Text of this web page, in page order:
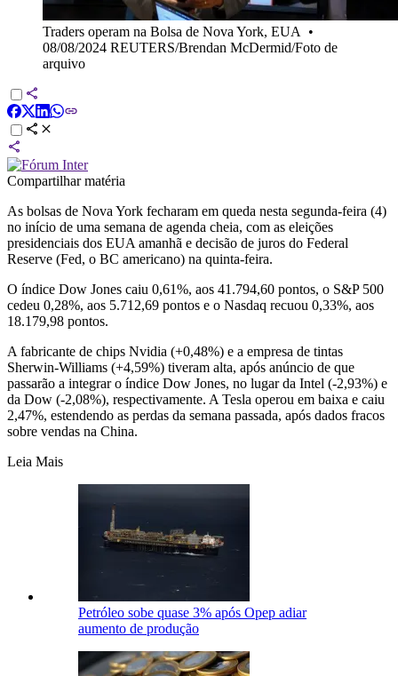
Traders operam na Bolsa de Nova York, EUA
•
08/08/2024 REUTERS/Brendan McDermid/Foto de
arquivo
Compartilhar matéria
As bolsas de Nova York fecharam em queda nesta segunda-feira (4)
no início de uma semana de agenda cheia, com as eleições
presidenciais dos EUA amanhã e decisão de juros do Federal
Reserve (Fed, o BC americano) na quinta-feira.
O índice Dow Jones caiu 0,61%, aos 41.794,60 pontos, o S&P 500
cedeu 0,28%, aos 5.712,69 pontos e o Nasdaq recuou 0,33%, aos
18.179,98 pontos.
A fabricante de chips Nvidia (+0,48%) e a empresa de tintas
Sherwin-Williams (+4,59%) tiveram alta, após anúncio de que
passarão a integrar o índice Dow Jones, no lugar da Intel (-2,93%) e
da Dow (-2,08%), respectivamente. A Tesla operou em baixa e caiu
2,47%, estendendo as perdas da semana passada, após dados fracos
sobre vendas na China.
Leia Mais
Petróleo sobe quase 3% após Opep adiar
aumento de produção